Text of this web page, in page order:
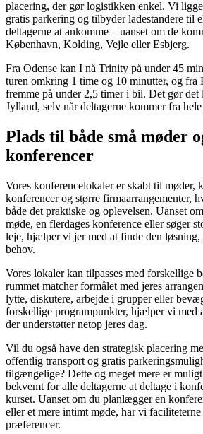
placering, der gør logistikken enkel. Vi
gratis parkering og tilbyder ladestandere til
deltagerne at ankomme – uanset om de
København, Kolding, Vejle eller Esbjerg.
Fra Odense kan I nå Trinity på under 45
turen omkring 1 time og 10 minutter, og
fremme på under 2,5 timer i bil. Det gør det
Jylland, selv når deltagerne kommer fra
Plads til både små møder
konferencer
Vores konferencelokaler er skabt til møder,
konferencer og større firmaarrangementer,
både det praktiske og oplevelsen. Uanset
møde, en flerdages konference eller søger
leje, hjælper vi jer med at finde den løsning,
behov.
Vores lokaler kan tilpasses med forskellige
rummet matcher formålet med jeres
lytte, diskutere, arbejde i grupper eller
forskellige programpunkter, hjælper vi med
der understøtter netop jeres dag.
Vil du også have den strategisk placering
offentlig transport og gratis
tilgængelige? Dette og meget mere er
bekvemt for alle deltagerne at deltage i
kurset. Uanset om du planlægger en
eller et mere intimt møde, har vi
præferencer.